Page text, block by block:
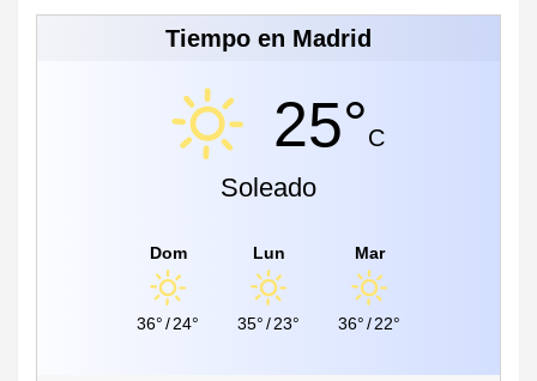
Tiempo en Madrid
25°C
Soleado
Dom
36°/24°
Lun
35°/23°
Mar
36°/22°